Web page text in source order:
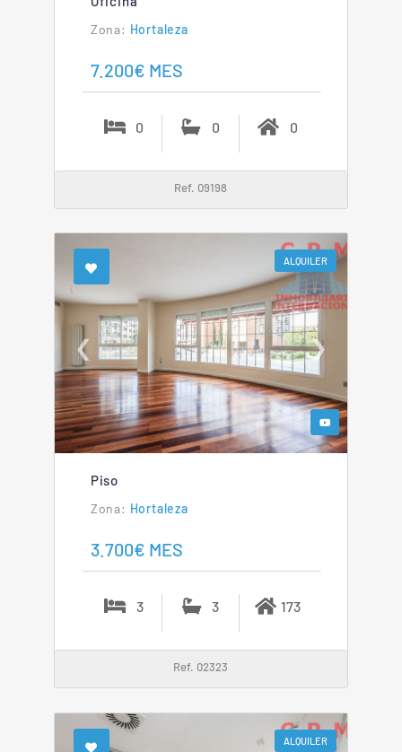
Hortaleza
7.200€ MES
0 0 0
Ref. 09198
ALQUILER
❮ ❯
Piso
Hortaleza
3.700€ MES
3 3 173
Ref. 02323
ALQUILER